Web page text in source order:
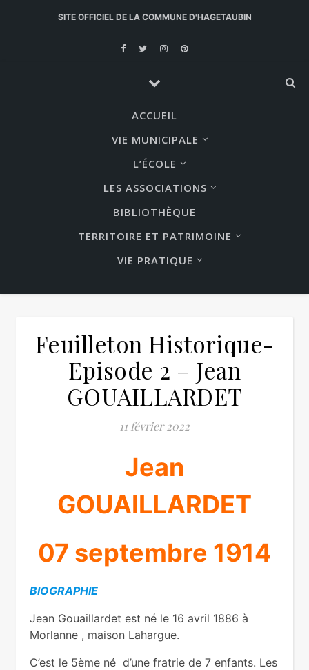
SITE OFFICIEL DE LA COMMUNE D'HAGETAUBIN
ACCUEIL
VIE MUNICIPALE
L’ÉCOLE
LES ASSOCIATIONS
BIBLIOTHÈQUE
TERRITOIRE ET PATRIMOINE
VIE PRATIQUE
Feuilleton Historique-
Episode 2 – Jean
GOUAILLARDET
11 février 2022
Jean
GOUAILLARDET
07 septembre 1914
BIOGRAPHIE
Jean Gouaillardet est né le 16 avril 1886 à
Morlanne , maison Lahargue.
C’est le 5ème né d’une fratrie de 7 enfants. Les